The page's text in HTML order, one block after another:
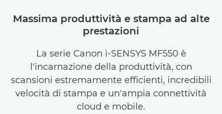
Massima produttività e stampa ad alte
prestazioni
La serie Canon i-SENSYS MF550 è
l'incarnazione della produttività, con
scansioni estremamente efficienti, incredibili
velocità di stampa e un'ampia connettività
cloud e mobile.